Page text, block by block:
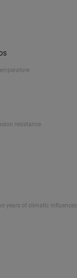
resistance
years of climatic influences